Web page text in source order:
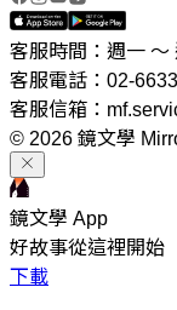
客服時間：週一 ～
客服電話：02-
客服信箱：
© 2026 鏡文學
鏡文學 App
好故事從這裡開始
下載